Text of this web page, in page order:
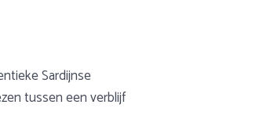
Sardijnse
tussen een verblijf